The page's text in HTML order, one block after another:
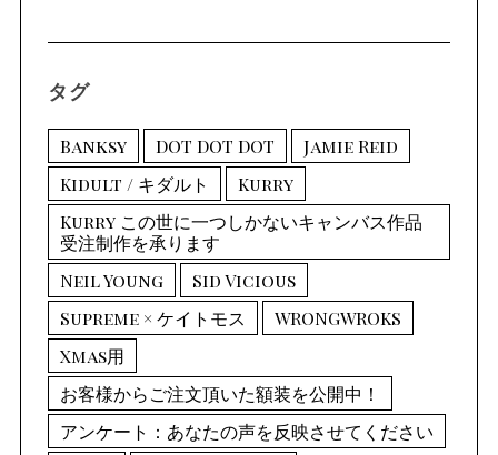
タグ
Banksy DOT DOT DOT
Jamie Reid
Kidult / キダルト
Kurry
Kurry この世に一つしかないキャンバス作品
受注制作を承ります
Neil Young
Sid Vicious
Supreme × ケイトモス
WRONGWROKS
Xmas用
お客様からご注文頂いた額装を公開中！
アンケート：あなたの声を反映させてください